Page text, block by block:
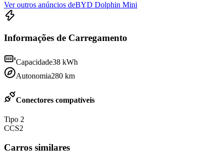
Ver outros anúncios deBYD Dolphin Mini
Informações de Carregamento
Capacidade38 kWh
Autonomia280 km
Conectores compatíveis
Tipo 2
CCS2
Carros similares